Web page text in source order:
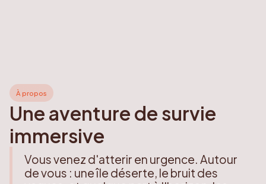
À propos
Une aventure de survie
immersive
Vous venez d'atterir en urgence. Autour
de vous : une île déserte, le bruit des